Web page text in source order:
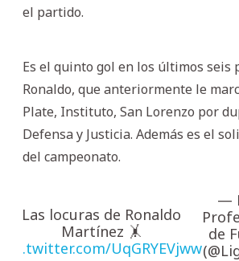
el partido.
Es el quinto gol en los últimos seis
Ronaldo, que anteriormente le
Plate, Instituto, San Lorenzo por
Defensa y Justicia. Además es el
del campeonato.
Las locuras de Ronaldo
Martínez 🤸
pic.twitter.com/UqGRYEVjww
—
de